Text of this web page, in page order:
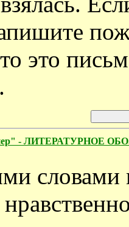
это
- ЛИТЕРАТУРНОЕ
словами